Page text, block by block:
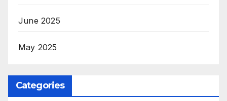
June 2025
May 2025
Categories